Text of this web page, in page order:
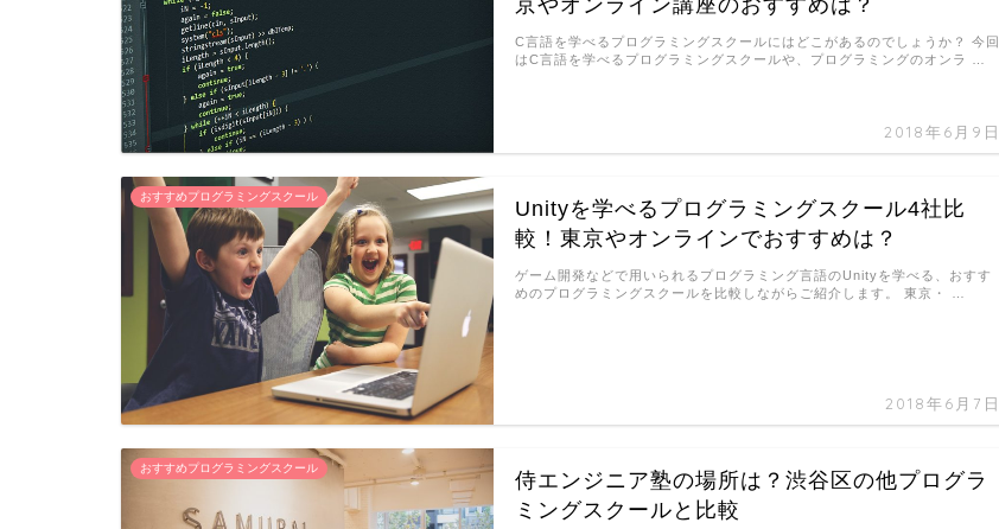
2018年6月9日
C言語を学べるプログラミングスクールにはどこがあるのでしょうか？ 今回
はC言語を学べるプログラミングスクールや、プログラミングのオンラ …
おすすめプログラミングスクール
Unityを学べるプログラミングスクール4社比
較！東京やオンラインでおすすめは？
2018年6月7日
ゲーム開発などで用いられるプログラミング言語のUnityを学べる、おすす
めのプログラミングスクールを比較しながらご紹介します。 東京・ …
おすすめプログラミングスクール
侍エンジニア塾の場所は？渋谷区の他プログラ
ミングスクールと比較